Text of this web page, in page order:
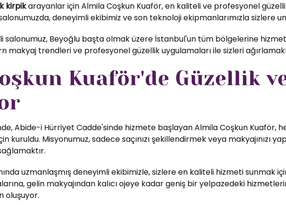
kirpikarayanlar için Almila Coşkun Kuaför, en kaliteli ve profesyonel
deneyimli ekibimiz ve son teknoloji ekipmanlarımızla sizlere
salonumuz, Beyoğlu başta olmak üzere İstanbul'un tüm bölgelerine
makyaj trendleri ve profesyonel güzellik uygulamaları ile sizleri
Kuaför'de Güzellik ve
Abide-i Hürriyet Cadde'sinde hizmete başlayan Almila Coşkun Kuaför,
kuruldu. Misyonumuz, sadece saçınızı şekillendirmek veya makyajınızı
uzmanlaşmış deneyimli ekibimizle, sizlere en kaliteli hizmeti sunmak
gelin makyajından kalıcı ojeye kadar geniş bir yelpazedeki
oluşuyor.